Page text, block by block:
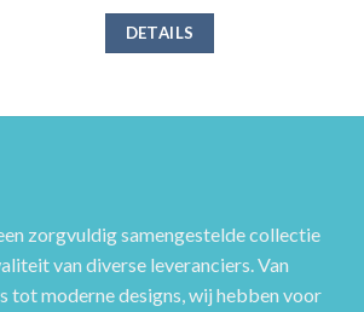
DETAILS
zorgvuldig samengestelde collectie
van diverse leveranciers. Van
tot moderne designs, wij hebben voor